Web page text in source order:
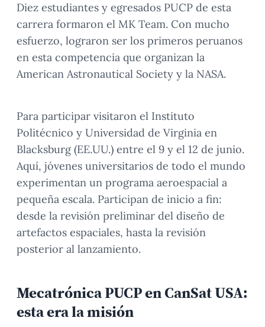
Diez estudiantes y egresados PUCP de esta
carrera formaron el MK Team. Con mucho
esfuerzo, lograron ser los primeros peruanos
en esta competencia que organizan la
American Astronautical Society y la NASA.
Para participar visitaron el Instituto
Politécnico y Universidad de Virginia en
Blacksburg (EE.UU.) entre el 9 y el 12 de junio.
Aquí, jóvenes universitarios de todo el mundo
experimentan un programa aeroespacial a
pequeña escala. Participan de inicio a fin:
desde la revisión preliminar del diseño de
artefactos espaciales, hasta la revisión
posterior al lanzamiento.
Mecatrónica PUCP en CanSat USA:
esta era la misión